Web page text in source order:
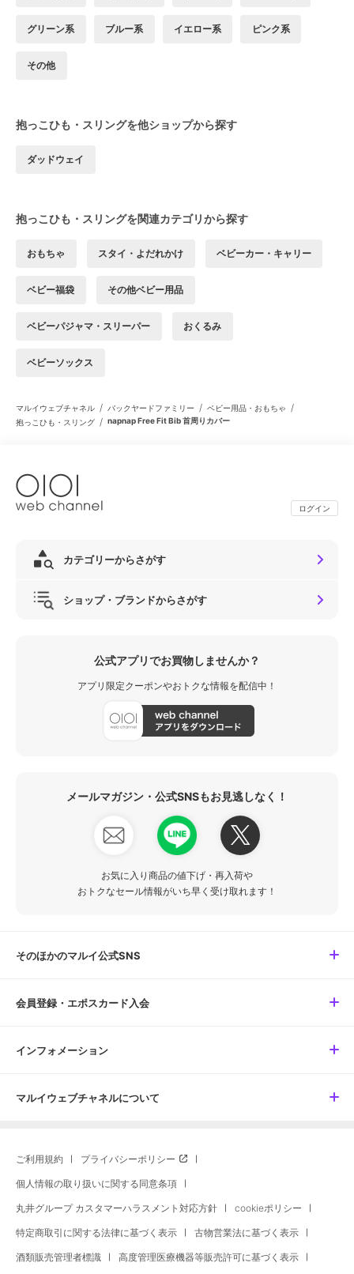
グリーン系 ブルー系 イエロー系 ピンク系
その他
抱っこひも・スリングを他ショップから探す
ダッドウェイ
抱っこひも・スリングを関連カテゴリから探す
おもちゃ スタイ・よだれかけ ベビーカー・キャリー
ベビー福袋 その他ベビー用品
ベビーパジャマ・スリーパー おくるみ
ベビーソックス
マルイウェブチャネル / バックヤードファミリー / ベビー用品・おもちゃ /
抱っこひも・スリング / napnap Free Fit Bib 首周りカバー
ログイン
カテゴリーからさがす
ショップ・ブランドからさがす
公式アプリでお買物しませんか？
アプリ限定クーポンやおトクな情報を配信中！
メールマガジン・公式SNSもお見逃しなく！
お気に入り商品の値下げ・再入荷や
おトクなセール情報がいち早く受け取れます！
そのほかのマルイ公式SNS
会員登録・エポスカード入会
インフォメーション
マルイウェブチャネルについて
ご利用規約 プライバシーポリシー
個人情報の取り扱いに関する同意条項
丸井グループ カスタマーハラスメント対応方針 cookieポリシー
特定商取引に関する法律に基づく表示 古物営業法に基づく表示
酒類販売管理者標識 高度管理医療機器等販売許可に基づく表示